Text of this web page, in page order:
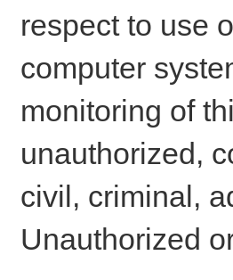
respect to use
computer
monitoring of
unauthorized,
civil, criminal,
Unauthorized